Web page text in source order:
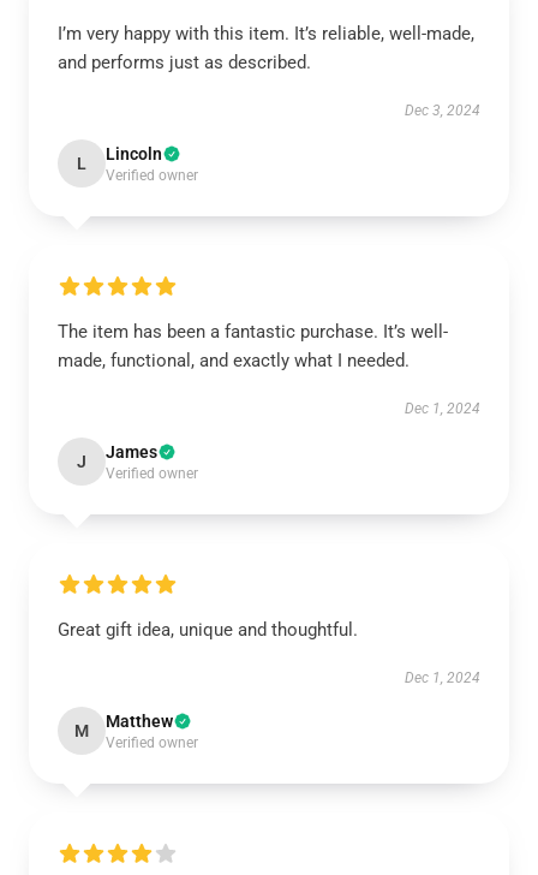
I’m very happy with this item. It’s reliable, well-made,
and performs just as described.
Dec 3, 2024
L Lincoln
Verified owner
The item has been a fantastic purchase. It’s well-
made, functional, and exactly what I needed.
Dec 1, 2024
J James
Verified owner
Great gift idea, unique and thoughtful.
Dec 1, 2024
M Matthew
Verified owner